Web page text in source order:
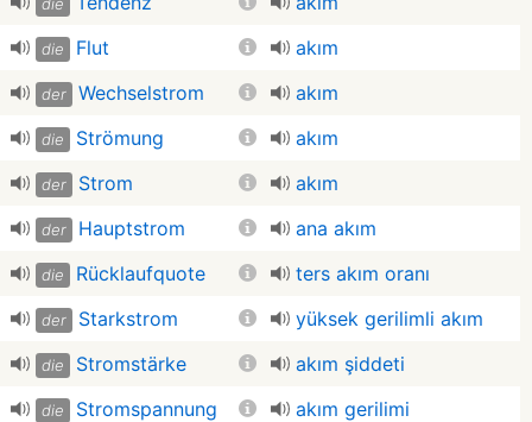
die Flut akım
der Wechselstrom akım
die Strömung akım
der Strom akım
der Hauptstrom ana akım
die Rücklaufquote ters akım oranı
der Starkstrom yüksek gerilimli akım
die Stromstärke akım şiddeti
die Stromspannung
akım gerilimi